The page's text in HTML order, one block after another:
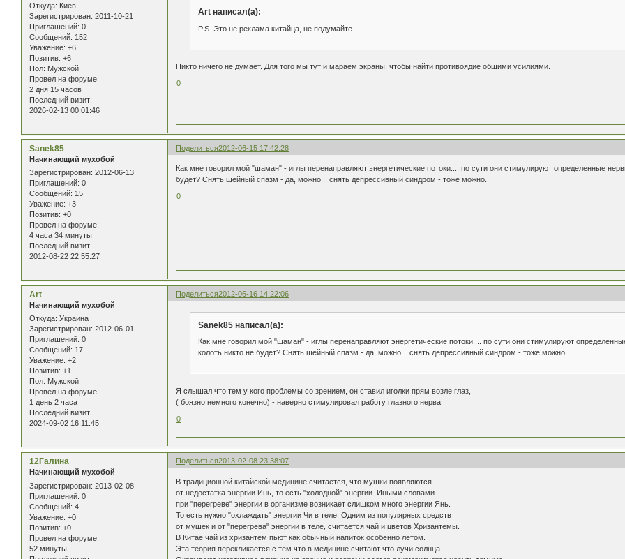
Откуда: Киев
Зарегистрирован: 2011-10-21
Приглашений: 0
Сообщений: 152
Уважение: +6
Позитив: +6
Пол: Мужской
Провел на форуме:
2 дня 15 часов
Последний визит:
2026-02-13 00:01:46
Art написал(а):
P.S. Это не реклама китайца, не подумайте
Никто ничего не думает. Для того мы тут и мараем экраны, чтобы найти противоядие общими усилиями.
0
Поделиться2012-06-15 17:42:28
Sanek85
Начинающий мухобой
Зарегистрирован: 2012-06-13
Приглашений: 0
Сообщений: 15
Уважение: +3
Позитив: +0
Провел на форуме:
4 часа 34 минуты
Последний визит:
2012-08-22 22:55:27
Как мне говорил мой "шаман" - иглы перенаправляют энергетические потоки.... по сути они стимулируют определенные
будет? Снять шейный спазм - да, можно... снять депрессивный синдром - тоже можно.
0
Поделиться2012-06-16 14:22:06
Art
Начинающий мухобой
Откуда: Украина
Зарегистрирован: 2012-06-01
Приглашений: 0
Сообщений: 17
Уважение: +2
Позитив: +1
Пол: Мужской
Провел на форуме:
1 день 2 часа
Последний визит:
2024-09-02 16:11:45
Sanek85 написал(а):
Как мне говорил мой "шаман" - иглы перенаправляют энергетические потоки.... по сути они стимулируют
колоть никто не будет? Снять шейный спазм - да, можно... снять депрессивный синдром - тоже можно.
Я слышал,что тем у кого проблемы со зрением, он ставил иголки прям возле глаз,
( боязно немного конечно) - наверно стимулировал работу глазного нерва
0
Поделиться2013-02-08 23:38:07
12Галина
Начинающий мухобой
Зарегистрирован: 2013-02-08
Приглашений: 0
Сообщений: 4
Уважение: +0
Позитив: +0
Провел на форуме:
52 минуты
В традиционной китайской медицине считается, что мушки появляются
от недостатка энергии Инь, то есть "холодной" энергии. Иными словами
при "перегреве" энергии в организме возникает слишком много энергии Янь.
То есть нужно "охлаждать" энергии Чи в теле. Одним из популярных средств
от мушек и от "перегрева" энергии в теле, считается чай и цветов Хризантемы.
В Китае чай из хризантем пьют как обычный напиток особенно летом.
Эта теория перекликается с тем что в медицине считают что лучи солнца